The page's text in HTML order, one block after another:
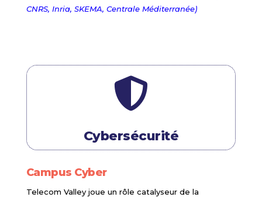
CNRS, Inria, SKEMA, Centrale Méditerranée)

Cybersécurité
Campus Cyber
Telecom Valley joue un rôle catalyseur de la